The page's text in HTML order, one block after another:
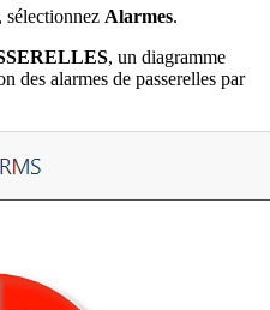
sélectionnez Alarmes.
, un diagramme
des alarmes de passerelles par